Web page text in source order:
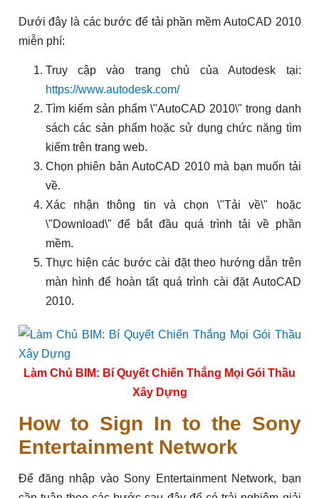
Dưới đây là các bước để tải phần mềm AutoCAD 2010
miễn phí:
Truy cập vào trang chủ của Autodesk tại:
https://www.autodesk.com/
Tìm kiếm sản phẩm \"AutoCAD 2010\" trong danh
sách các sản phẩm hoặc sử dụng chức năng tìm
kiếm trên trang web.
Chọn phiên bản AutoCAD 2010 mà bạn muốn tải
về.
Xác nhận thông tin và chọn \"Tải về\" hoặc
\"Download\" để bắt đầu quá trình tải về phần
mềm.
Thực hiện các bước cài đặt theo hướng dẫn trên
màn hình để hoàn tất quá trình cài đặt AutoCAD
2010.
Làm Chủ BIM: Bí Quyết Chiến Thắng Mọi Gói Thầu
Xây Dựng
How to Sign In to the Sony
Entertainment Network
Để đăng nhập vào Sony Entertainment Network, bạn